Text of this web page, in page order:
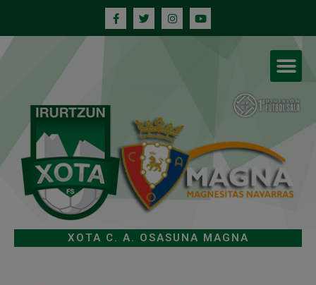
XOTA C. A. OSASUNA MAGNA